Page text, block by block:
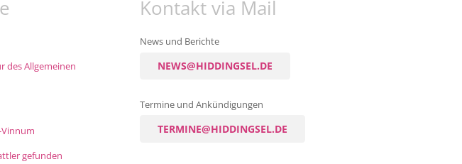
des Allgemeinen
gefunden
Kontakt via Mail
News und Berichte
NEWS@HIDDINGSEL.DE
Termine und Ankündigungen
TERMINE@HIDDINGSEL.DE